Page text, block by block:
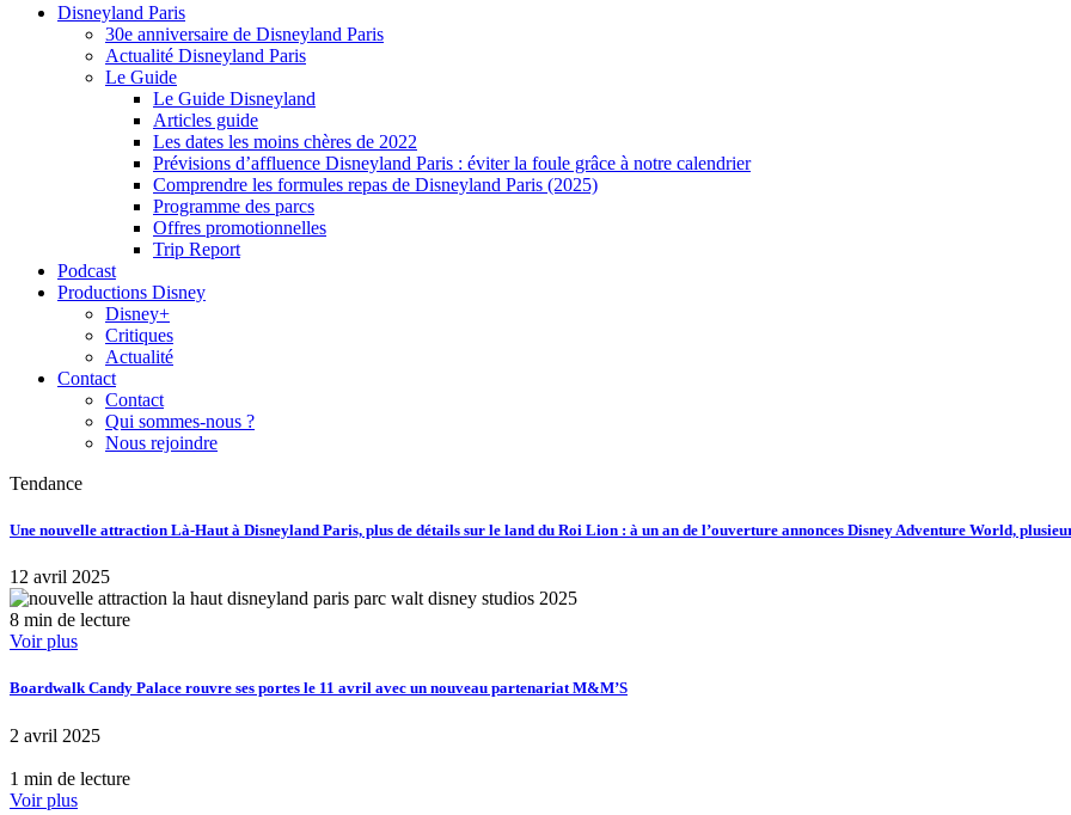
Disneyland Paris
30e anniversaire de Disneyland Paris
Actualité Disneyland Paris
Le Guide
Le Guide Disneyland
Articles guide
Les dates les moins chères de 2022
Prévisions d’affluence Disneyland Paris : éviter la foule grâce à notre calendrier
Comprendre les formules repas de Disneyland Paris (2025)
Programme des parcs
Offres promotionnelles
Trip Report
Podcast
Productions Disney
Disney+
Critiques
Actualité
Contact
Contact
Qui sommes-nous ?
Nous rejoindre
Tendance
Une nouvelle attraction Là-Haut à Disneyland Paris, plus de détails sur le land du Roi Lion : à un an de l’ouverture annonces Disney Adventure World,
12 avril 2025
8 min de lecture
Voir plus
Boardwalk Candy Palace rouvre ses portes le 11 avril avec un nouveau partenariat M&M’S
2 avril 2025
1 min de lecture
Voir plus